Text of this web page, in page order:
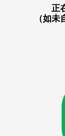
正
（如